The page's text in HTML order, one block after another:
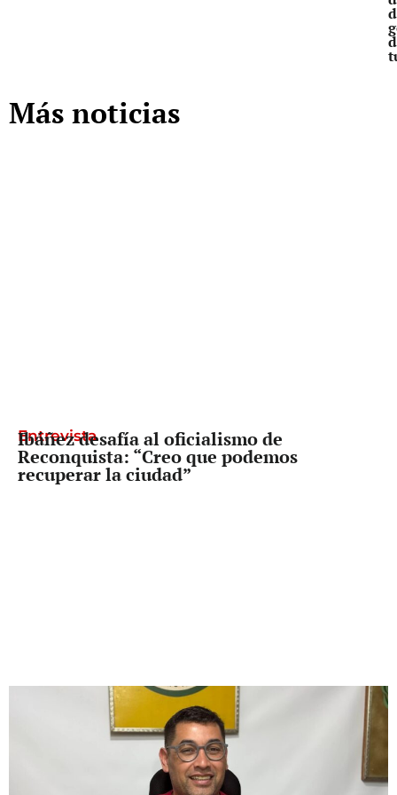
Más noticias
Entrevista
Ibáñez desafía al oficialismo de
Reconquista: “Creo que podemos
recuperar la ciudad”